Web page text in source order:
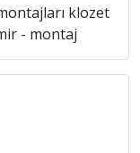
klozet
- montaj